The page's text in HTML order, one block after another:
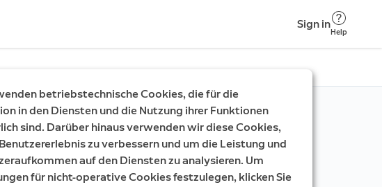
Sign in
Help
Geräte verbessern kannst.
betriebstechnische Cookies, die für die
in den Diensten und die Nutzung ihrer Funktionen
sind. Darüber hinaus verwenden wir diese Cookies,
zu verbessern und um die Leistung und
auf den Diensten zu analysieren. Um
für nicht-operative Cookies festzulegen, klicken Sie